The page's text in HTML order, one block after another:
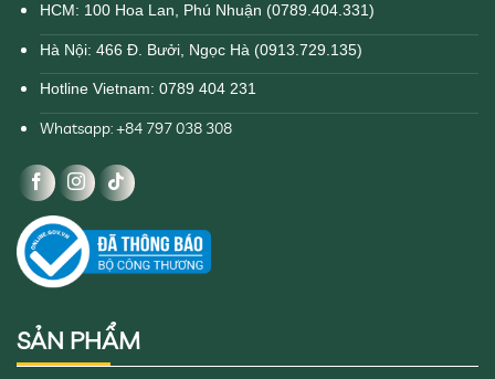
HCM: 100 Hoa Lan, Phú Nhuận (0789.404.331)
Hà Nội: 466 Đ. Bưởi, Ngọc Hà (0913.729.135)
Hotline Vietnam: 0789 404 231
Whatsapp: +84 797 038 308
SẢN PHẨM